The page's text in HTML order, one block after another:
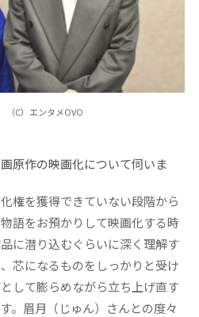
（C）エンタメOVO
原作の映画化について伺いま
権を獲得できていない段階から
語をお預かりして映画化する時
に潜り込むぐらいに深く理解す
芯になるものをしっかりと受け
して膨らめながら立ち上げ直す
。眉月（じゅん）さんとの度々